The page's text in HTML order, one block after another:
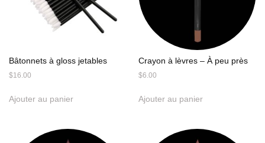
Bâtonnets à gloss jetables
$16.00
Ajouter au panier
Crayon à lèvres – À peu près
$6.00
Ajouter au panier